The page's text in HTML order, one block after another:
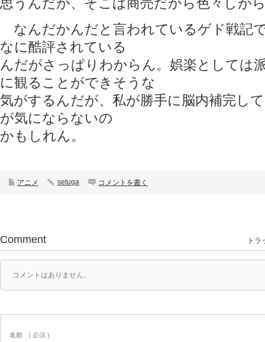
なんだかんだと言われているゲド戦記
なに酷評されている
んだがさっぱりわからん。娯楽としては
に観ることができそうな
気がするんだが、私が勝手に脳内補完し
が気にならないの
かもしれん。
アニメ setuga コメントを書く
Comment トラ
コメントはありません。
名前 ( 必須 )